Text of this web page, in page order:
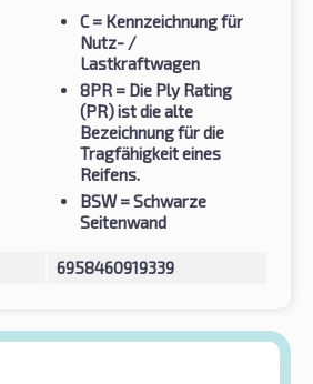
C= Kennzeichnung für
Nutz- /
Lastkraftwagen
8PR = Die Ply Rating
(PR) ist die alte
Bezeichnung für die
Tragfähigkeit eines
Reifens.
BSW= Schwarze
Seitenwand
6958460919339